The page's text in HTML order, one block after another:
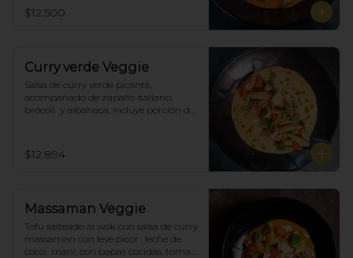
$12.500
Curry verde Veggie
Salsa de curry verde picante,
acompañado de zapallo italiano,
brócoli  y albahaca, incluye porción de
$12.894
Massaman Veggie
Tofu salteado al wok con salsa de curry
massaman con leve picor , leche de
coco,  maní, con papas cocidas, tomate